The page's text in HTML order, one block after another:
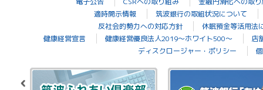
適時開示情報
筑波銀行の取組状況について
反社会的勢力への対応方針
休眠預金等活用法
健康経営宣言
健康経営優良法人2019～ホワイト500～
店
ディスクロージャー・ポリシー